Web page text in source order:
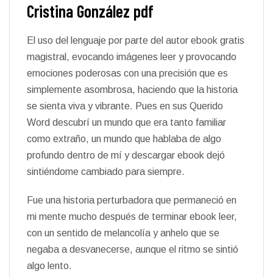
Cristina González pdf
El uso del lenguaje por parte del autor ebook gratis
magistral, evocando imágenes leer y provocando
emociones poderosas con una precisión que es
simplemente asombrosa, haciendo que la historia
se sienta viva y vibrante. Pues en sus Querido
Word descubrí un mundo que era tanto familiar
como extraño, un mundo que hablaba de algo
profundo dentro de mí y descargar ebook dejó
sintiéndome cambiado para siempre.
Fue una historia perturbadora que permaneció en
mi mente mucho después de terminar ebook leer,
con un sentido de melancolía y anhelo que se
negaba a desvanecerse, aunque el ritmo se sintió
algo lento.